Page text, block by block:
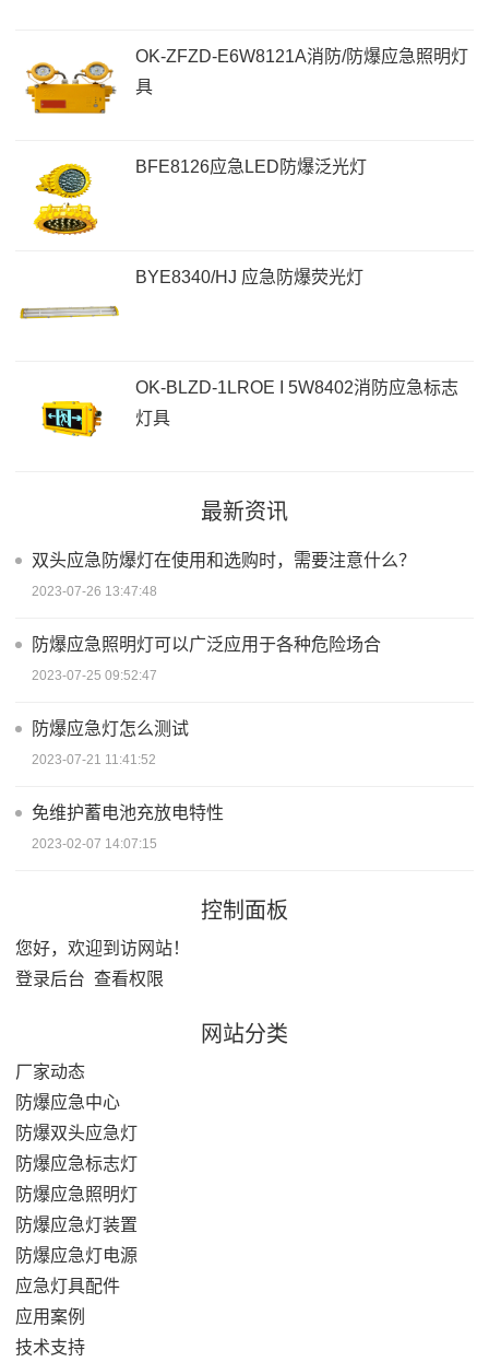
OK-ZFZD-E6W8121A消防/防爆应急照明灯
具
BFE8126应急LED防爆泛光灯
BYE8340/HJ 应急防爆荧光灯
OK-BLZD-1LROE I 5W8402消防应急标志
灯具
最新资讯
双头应急防爆灯在使用和选购时，需要注意什么？
2023-07-26 13:47:48
防爆应急照明灯可以广泛应用于各种危险场合
2023-07-25 09:52:47
防爆应急灯怎么测试
2023-07-21 11:41:52
免维护蓄电池充放电特性
2023-02-07 14:07:15
控制面板
您好，欢迎到访网站！
登录后台 查看权限
网站分类
厂家动态
防爆应急中心
防爆双头应急灯
防爆应急标志灯
防爆应急照明灯
防爆应急灯装置
防爆应急灯电源
应急灯具配件
应用案例
技术支持